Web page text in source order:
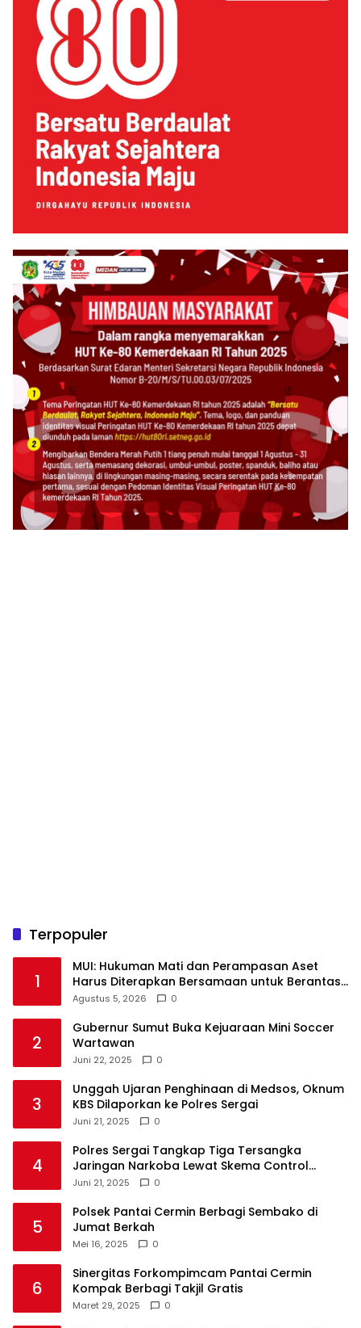
Terpopuler
1
‎MUI: Hukuman Mati dan Perampasan Aset
Harus Diterapkan Bersamaan untuk Berantas
Agustus 5, 2026 0
2
Gubernur Sumut Buka Kejuaraan Mini Soccer
Wartawan
Juni 22, 2025 0
3
Unggah Ujaran Penghinaan di Medsos, Oknum
KBS Dilaporkan ke Polres Sergai
Juni 21, 2025 0
4
Polres Sergai Tangkap Tiga Tersangka
Jaringan Narkoba Lewat Skema Control
Delivery
Juni 21, 2025 0
5
Polsek Pantai Cermin Berbagi Sembako di
Jumat Berkah
Mei 16, 2025 0
6
Sinergitas Forkompimcam Pantai Cermin
Kompak Berbagi Takjil Gratis
Maret 29, 2025 0